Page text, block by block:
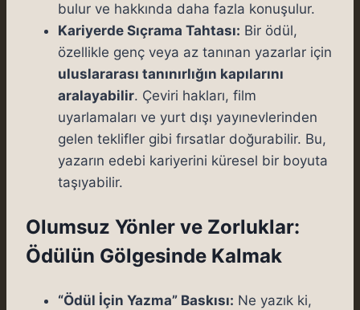
bulur ve hakkında daha fazla konuşulur.
Kariyerde Sıçrama Tahtası: Bir ödül,
özellikle genç veya az tanınan yazarlar için
uluslararası tanınırlığın kapılarını
aralayabilir. Çeviri hakları, film
uyarlamaları ve yurt dışı yayınevlerinden
gelen teklifler gibi fırsatlar doğurabilir. Bu,
yazarın edebi kariyerini küresel bir boyuta
taşıyabilir.
Olumsuz Yönler ve Zorluklar:
Ödülün Gölgesinde Kalmak
“Ödül İçin Yazma” Baskısı: Ne yazık ki,